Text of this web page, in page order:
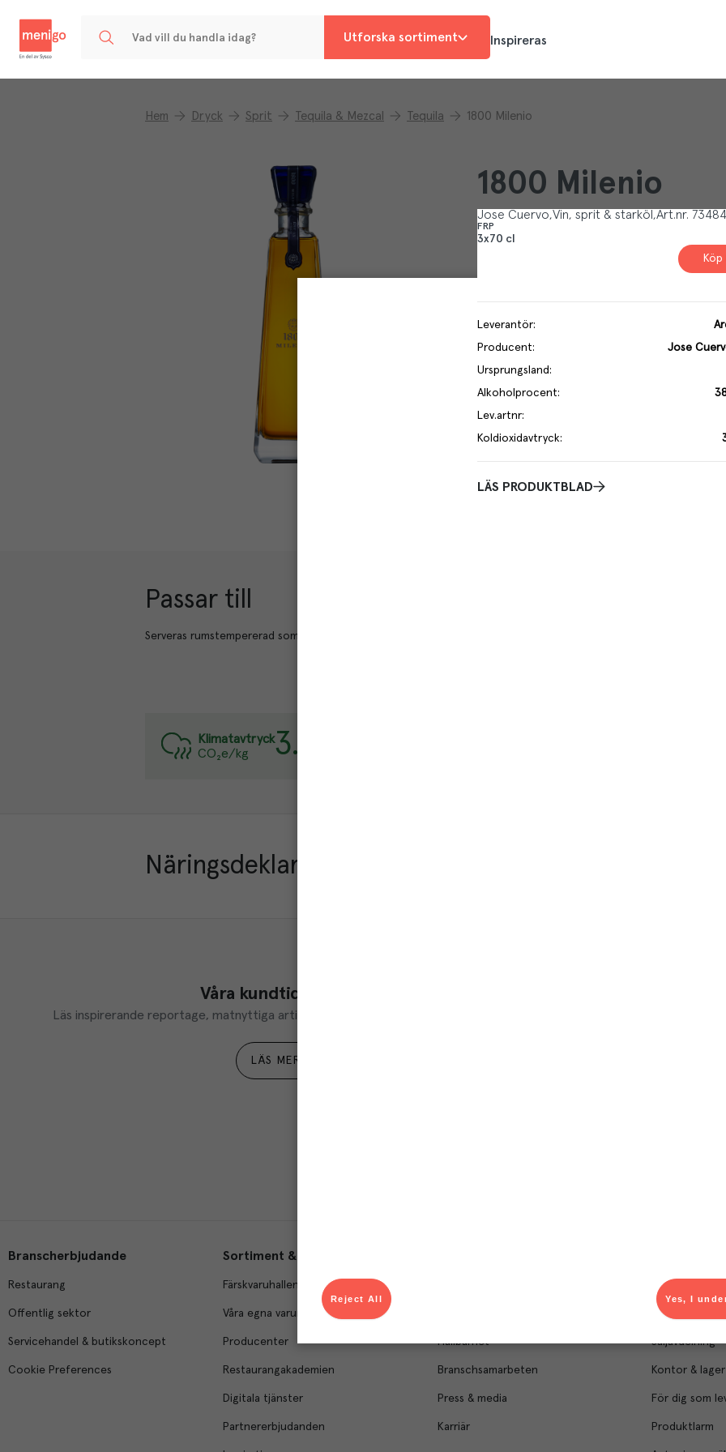
Utforska sortiment Inspireras
Hem Dryck Sprit Tequila & Mezcal Tequila 1800 Milenio
1800 Milenio
Jose Cuervo Vin, sprit & starköl Art.nr.
FRP
3x70 cl
Köp
Leverantör:
Producent:
Jose
Ursprungsland :
Alkoholprocent:
Lev.artnr:
Koldioxidavtryck:
LÄS PRODUKTBLAD
Passar till
Serveras rumstempererad som avec.
kombination av frön som valnötter och hasselnötter, fruktiga inslag som
Klimatavtryck
CO₂e/kg
3.3
Varje kilo av varan påverkar klimatet motsvarande utsläppen av 3.3
Näringsdeklaration
Våra kundtidningar
Läs inspirerande reportage, matnyttiga artiklar och ta del av aktuella kampanjer.
LÄS MER
Du som är Menigo-
Branscherbjudande
Restaurang
Offentlig sektor
Servicehandel & butikskoncept
Cookie Preferences
Sortiment & tjänster
Färskvaruhallen
Våra egna varumärken
Producenter
Restaurangakademien
Digitala tjänster
Partnererbjudanden
Hållbarhet
Branschsamarbeten
Press & media
Karriär
Bli kund
Kundservice
Säljavdelning
Kontor & lager
För dig som
Produktlarm
Yes, I
Reject All